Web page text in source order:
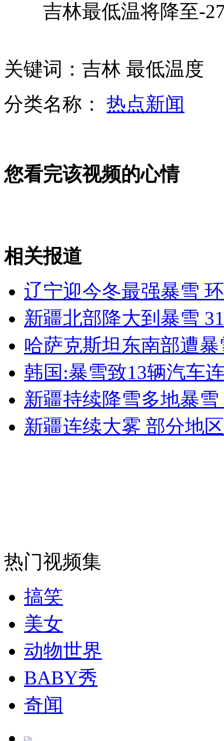
美国防部扩大情报网 规模或与中情局相当
拍客：村民私设收费站 一天收入上千元
江西古村担心被破坏不愿大规模招商
美扩充军事情报队伍求低成本高回报
山西运城恶犬咬伤多人 警民合力深夜将其击毙
无痛分娩是否安全 医生回应
外交部：反对强权政治霸凌主义
外交部：有关国家言论片面不公正
消防员救轻生者 花炮节热闹非凡
纽约上演“枕头大战”
司机酒驾遇交警 急速倒车逃窜
吉林最低温将降至-
关键词：吉林 最低温度
分类名称： 热点新闻
您看完该视频的心情
相关报道
辽宁迎今冬最强暴雪
新疆北部降大到暴雪
哈萨克斯坦东南部遭
韩国:暴雪致13辆汽车
新疆持续降雪多地暴
新疆连续大雾 部分地
热门视频集
搞笑
美女
动物世界
BABY秀
奇闻